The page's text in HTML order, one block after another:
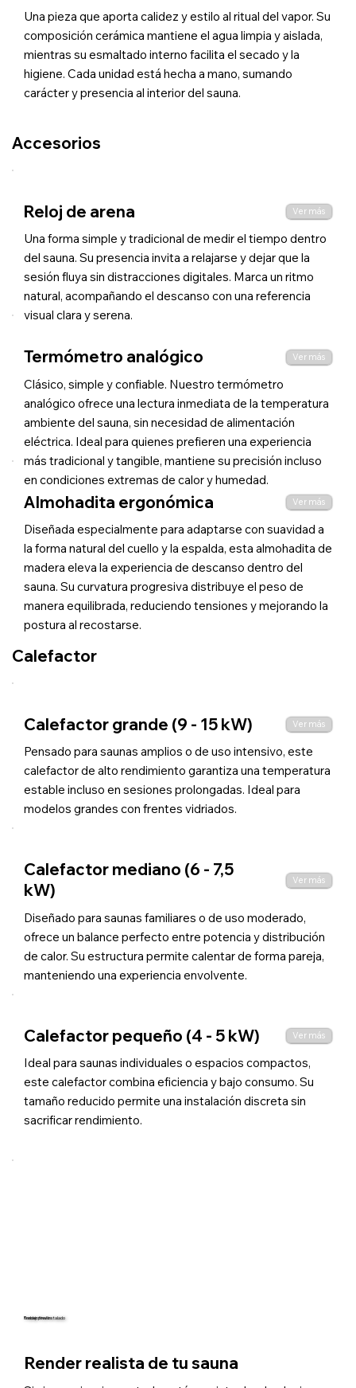
Una pieza que aporta calidez y estilo al ritual del vapor. Su
composición cerámica mantiene el agua limpia y aislada,
mientras su esmaltado interno facilita el secado y la
higiene. Cada unidad está hecha a mano, sumando
carácter y presencia al interior del sauna.
Accesorios
Reloj de arena Ver más
Una forma simple y tradicional de medir el tiempo dentro
del sauna. Su presencia invita a relajarse y dejar que la
sesión fluya sin distracciones digitales. Marca un ritmo
natural, acompañando el descanso con una referencia
visual clara y serena.
Termómetro analógico Ver más
Clásico, simple y confiable. Nuestro termómetro
analógico ofrece una lectura inmediata de la temperatura
ambiente del sauna, sin necesidad de alimentación
eléctrica. Ideal para quienes prefieren una experiencia
más tradicional y tangible, mantiene su precisión incluso
en condiciones extremas de calor y humedad.
Almohadita ergonómica Ver más
Diseñada especialmente para adaptarse con suavidad a
la forma natural del cuello y la espalda, esta almohadita de
madera eleva la experiencia de descanso dentro del
sauna. Su curvatura progresiva distribuye el peso de
manera equilibrada, reduciendo tensiones y mejorando la
postura al recostarse.
Calefactor
Calefactor grande (9 - 15 kW) Ver más
Pensado para saunas amplios o de uso intensivo, este
calefactor de alto rendimiento garantiza una temperatura
estable incluso en sesiones prolongadas. Ideal para
modelos grandes con frentes vidriados.
Calefactor mediano (6 - 7,5
kW)
Ver más
Diseñado para saunas familiares o de uso moderado,
ofrece un balance perfecto entre potencia y distribución
de calor. Su estructura permite calentar de forma pareja,
manteniendo una experiencia envolvente.
Calefactor pequeño (4 - 5 kW) Ver más
Ideal para saunas individuales o espacios compactos,
este calefactor combina eficiencia y bajo consumo. Su
tamaño reducido permite una instalación discreta sin
sacrificar rendimiento.
Trabajo final instalado
Render previo
Render realista de tu sauna